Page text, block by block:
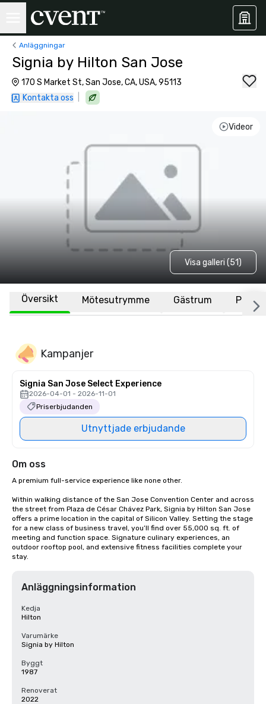
Anläggningar
Signia by Hilton San Jose
170 S Market St, San Jose, CA, USA, 95113
Kontakta oss
Videor
Visa galleri (51)
Översikt Mötesutrymme Gästrum Plats
Kampanjer
Signia San Jose Select Experience
2026-04-01 - 2026-11-01
Priserbjudanden
Utnyttjade erbjudande
Om oss
A premium full-service experience like none other.
Within walking distance of the San Jose Convention Center and across
the street from Plaza de César Chávez Park, Signia by Hilton San Jose
offers a prime location in the capital of Silicon Valley. Setting the stage
for a new class of business travel, you’ll find over 55,000 sq. ft. of
meeting and function space. Signature culinary experiences, an
outdoor rooftop pool, and extensive fitness facilities complete your
stay.
Anläggningsinformation
Kedja
Hilton
Varumärke
Signia by Hilton
Byggt
1987
Renoverat
2022